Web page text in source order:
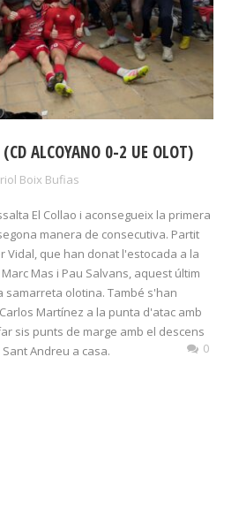
ALCOYANO 0-2 UE OLOT)
Boix Bufias
El Collao i aconsegueix la primera
manera de consecutiva. Partit
Vidal, que han donat l'estocada a la
Mas i Pau Salvans, aquest últim
samarreta olotina. També s'han
Martínez a la punta d'atac amb
sis punts de marge amb el descens
Andreu a casa.
0